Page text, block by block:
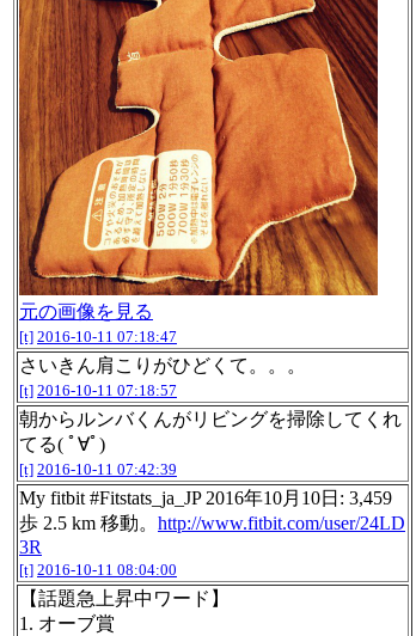
元の画像を見る
[t] 2016-10-11 07:18:47
さいきん肩こりがひどくて。。。
[t] 2016-10-11 07:18:57
朝からルンバくんがリビングを掃除してくれ
てる( ﾟ∀ﾟ)
[t] 2016-10-11 07:42:39
My fitbit #Fitstats_ja_JP 2016年10月10日: 3,459
歩 2.5 km 移動。 http://www.fitbit.com/user/24LD
3R
[t] 2016-10-11 08:04:00
【話題急上昇中ワード】
1. オーブ賞